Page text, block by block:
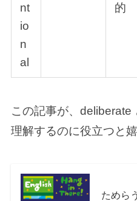
nt
io
n
al
的
この記事が、deliberate
理解するのに役立つと嬉
ためら